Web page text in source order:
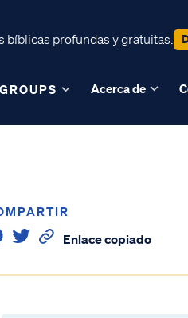
profundas y gratuitas.
GROUPS Acerca de
Enlace copiado